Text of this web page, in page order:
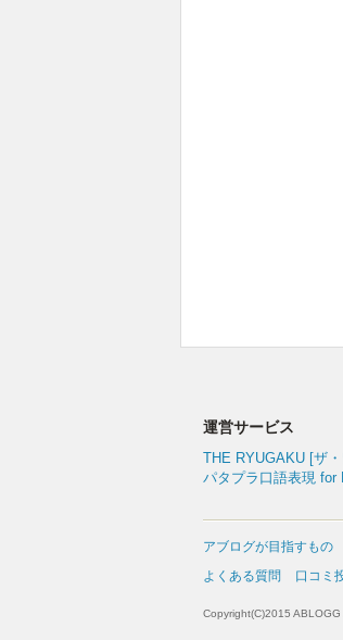
運営サービス
THE RYUGAKU [ザ
パタプラ口語表現 for
アブログが目指すもの
よくある質問
口コミ
Copyright(C)2015